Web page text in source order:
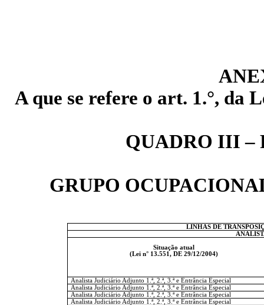
A que se refere o art. 1.°, da
QUADRO III –
GRUPO
LINHAS DE
Situação atual
(Lei n° 13.551, DE 29/12/2004)
Analista Judiciário Adjunto 1.ª, 2.ª, 3.ª e Entrância Especial
Analista Judiciário Adjunto 1.ª, 2.ª, 3.ª e Entrância Especial
Analista Judiciário Adjunto 1.ª, 2.ª, 3.ª e Entrância Especial
Analista Judiciário Adjunto 1.ª, 2.ª, 3.ª e Entrância Especial